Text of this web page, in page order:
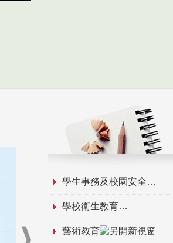
學生事務及校園安全
學校衛生教育
藝術教育